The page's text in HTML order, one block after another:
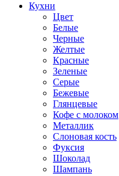
Кухни
Цвет
Белые
Черные
Желтые
Красные
Зеленые
Серые
Бежевые
Глянцевые
Кофе с молоком
Металлик
Слоновая кость
Фуксия
Шоколад
Шампань